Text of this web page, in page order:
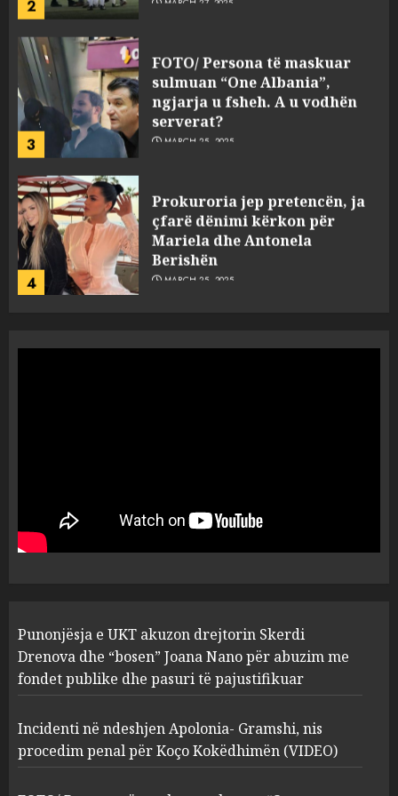
2
3
FOTO/ Persona të maskuar
sulmuan “One Albania”,
ngjarja u fsheh. A u vodhën
serverat?
MARCH 25, 2025
4
Prokuroria jep pretencën, ja
çfarë dënimi kërkon për
Mariela dhe Antonela
Berishën
MARCH 25, 2025
1
“bosen” Joana Nano për
abuzim me fondet publike dhe
pasuri të pajustifikuar
2
Apolonia- Gramshi, nis
procedim penal për Koço
Kokëdhimën (VIDEO)
MARCH 27, 2025
FOTO/ Persona të maskuar
sulmuan “One Albania”,
Punonjësja e UKT akuzon drejtorin Skerdi
Drenova dhe “bosen” Joana Nano për abuzim me
fondet publike dhe pasuri të pajustifikuar
Incidenti në ndeshjen Apolonia- Gramshi, nis
procedim penal për Koço Kokëdhimën (VIDEO)